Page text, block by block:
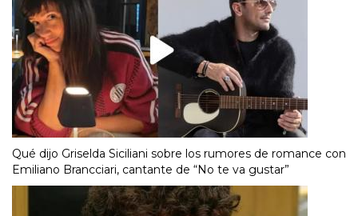
Qué dijo Griselda Siciliani sobre los rumores de romance con
Emiliano Brancciari, cantante de “No te va gustar”